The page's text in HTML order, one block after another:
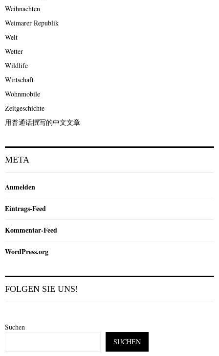
Weihnachten
Weimarer Republik
Welt
Wetter
Wildlife
Wirtschaft
Wohnmobile
Zeitgeschichte
用普通话撰写的中文文章
META
Anmelden
Eintrags-Feed
Kommentar-Feed
WordPress.org
FOLGEN SIE UNS!
Suchen
SUCHEN